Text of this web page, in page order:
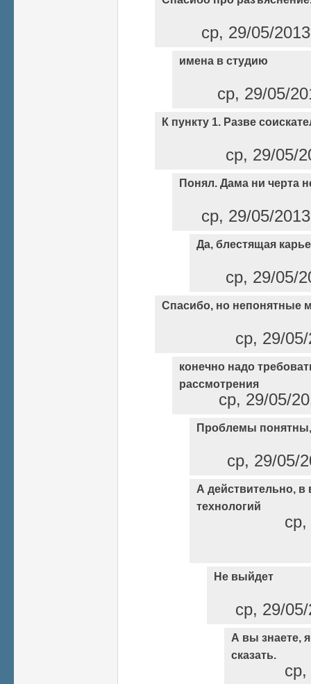
ср, 29/05/
имена в студию
ср, 29/05/
К пункту 1. Разве
ср, 29/05/
Понял. Дама ни черта
ср, 29/05/
Да, блестящая
ср, 29/05/
Спасибо, но непонятные
ср, 29/
конечно надо
рассмотрения
ср, 29/05/
Проблемы
ср, 29/05/
А действительно,
технологий
Не выйдет
ср, 29/
А вы знаете,
сказать.